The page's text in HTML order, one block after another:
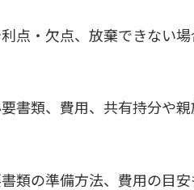
点・欠点、放棄できない
書類、費用、共有持分や
類の準備方法、費用の目